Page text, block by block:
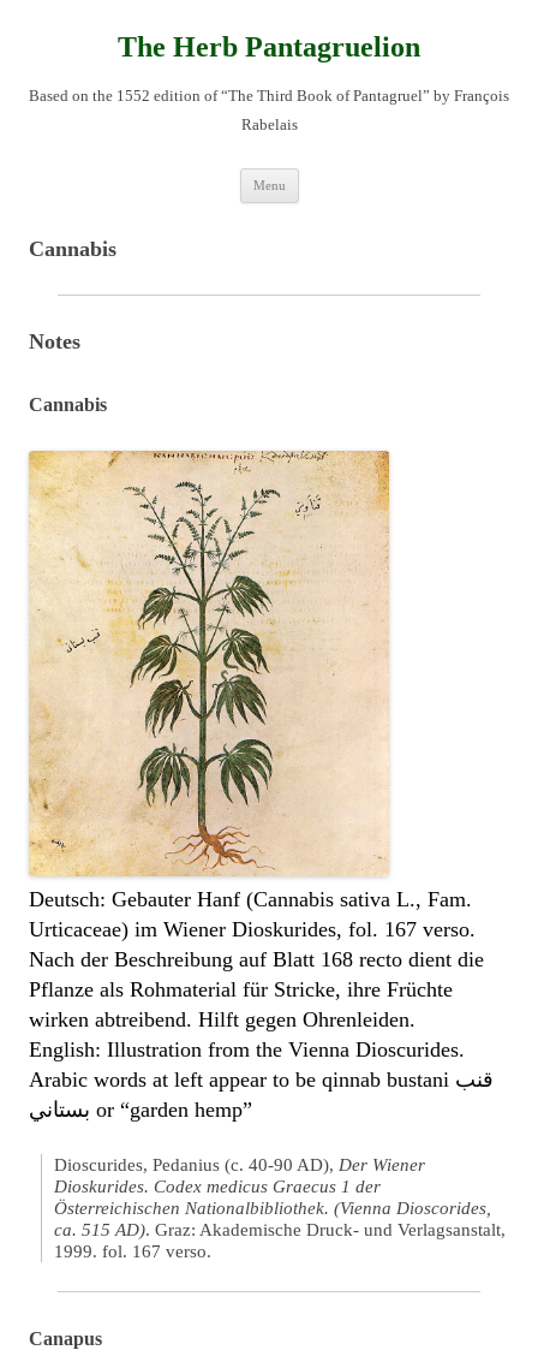
The Herb Pantagruelion
Based on the 1552 edition of “The Third Book of Pantagruel” by François
Rabelais
Menu
Cannabis
Notes
Cannabis
Deutsch: Gebauter Hanf (Cannabis sativa L., Fam.
Urticaceae) im Wiener Dioskurides, fol. 167 verso.
Nach der Beschreibung auf Blatt 168 recto dient die
Pflanze als Rohmaterial für Stricke, ihre Früchte
wirken abtreibend. Hilft gegen Ohrenleiden.
English: Illustration from the Vienna Dioscurides.
Arabic words at left appear to be qinnab bustani قنب
بستاني or “garden hemp”
Dioscurides, Pedanius (c. 40-90 AD), Der Wiener
Dioskurides. Codex medicus Graecus 1 der
Österreichischen Nationalbibliothek. (Vienna Dioscorides,
ca. 515 AD). Graz: Akademische Druck- und Verlagsanstalt,
1999. fol. 167 verso.
Canapus